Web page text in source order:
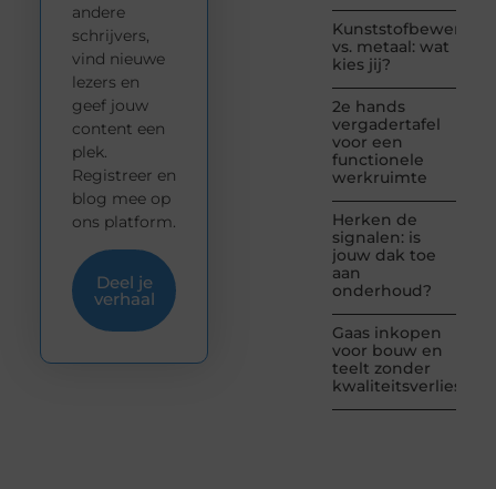
vs. metaal: wat
kies jij?
2e hands
vergadertafel
voor een
functionele
werkruimte
Herken de
signalen: is
jouw dak toe
aan
onderhoud?
Gaas inkopen
voor bouw en
teelt zonder
kwaliteitsverlies
andere
schrijvers,
vind nieuwe
lezers en
geef jouw
content een
plek.
Registreer en
blog mee op
ons platform.
Deel je
verhaal